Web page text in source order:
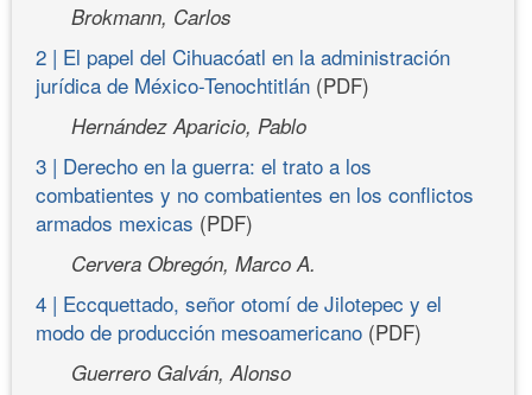
Brokmann, Carlos
2 | El papel del Cihuacóatl en la administración
jurídica de México-Tenochtitlán (PDF)
Hernández Aparicio, Pablo
3 | Derecho en la guerra: el trato a los
combatientes y no combatientes en los conflictos
armados mexicas (PDF)
Cervera Obregón, Marco A.
4 | Eccquettado, señor otomí de Jilotepec y el
modo de producción mesoamericano (PDF)
Guerrero Galván, Alonso